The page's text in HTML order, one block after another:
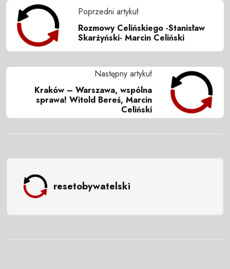
Poprzedni artykuł
Rozmowy Celińskiego -Stanisław
Skarżyński- Marcin Celiński
Następny artykuł
Kraków – Warszawa, wspólna
sprawa! Witold Bereś, Marcin
Celiński
resetobywatelski